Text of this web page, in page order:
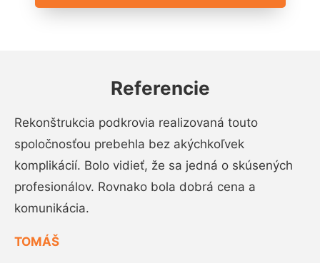
Referencie
Rekonštrukcia podkrovia realizovaná touto
spoločnosťou prebehla bez akýchkoľvek
komplikácií. Bolo vidieť, že sa jedná o skúsených
profesionálov. Rovnako bola dobrá cena a
komunikácia.
TOMÁŠ